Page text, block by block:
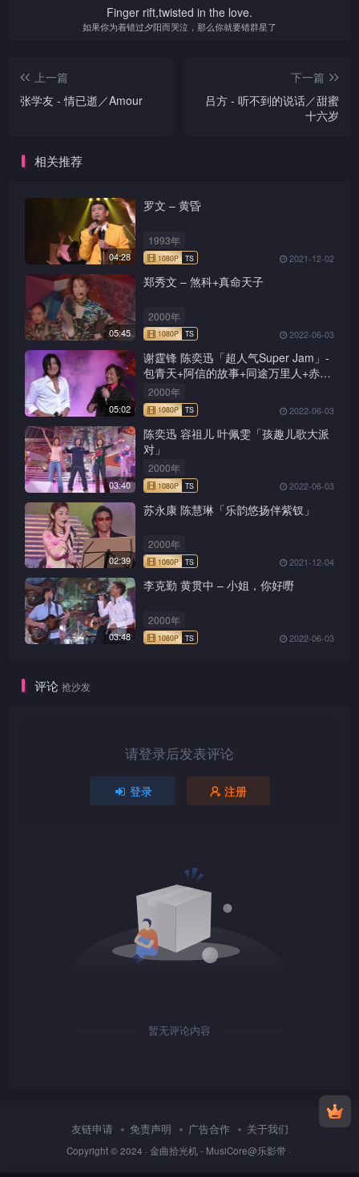
Finger rift,twisted in the love.
如果你为着错过夕阳而哭泣，那么你就要错群星了
上一篇
张学友 - 情已逝／Amour
下一篇
吕方 - 听不到的说话／甜蜜
十六岁
相关推荐
04:28
罗文 – 黄昏
1993年
1080P
2021-12-02
05:45
郑秀文 – 煞科+真命天子
2000年
2022-06-03
05:02
谢霆锋 陈奕迅「超人气Super Jam」-
包青天+阿信的故事+同途万里人+赤的
疑惑+新鸳鸯蝴蝶梦+前程锦绣
2000年
1080P TS
2022-06-03
03:40
陈奕迅 容祖儿 叶佩雯「孩趣儿歌大派
对」
2000年
2022-06-03
02:39
苏永康 陈慧琳「乐韵悠扬伴紫钗」
2000年
1080P TS
2021-12-04
03:48
李克勤 黄贯中 – 小姐，你好嘢
2000年
2022-06-03
评论 抢沙发
请登录后发表评论
登录 注册
暂无评论内容
友链申请 免责声明 广告合作 关于我们
Copyright © 2024 · 金曲拾光机 - MusiCore@乐影带 ·